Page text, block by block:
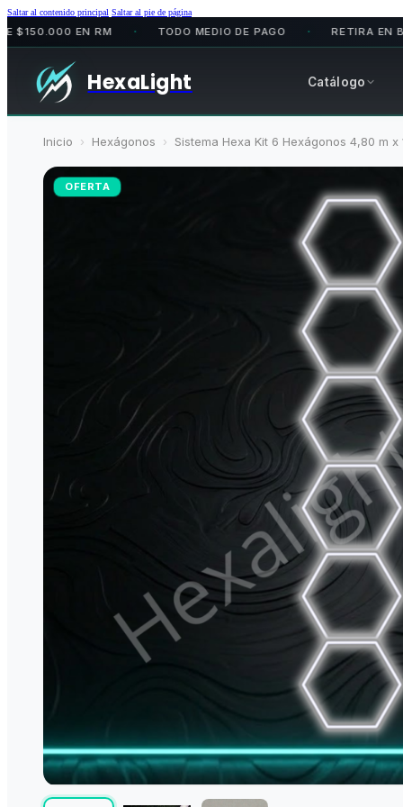
Saltar al contenido principal Saltar al pie de página
EN RM • TODO MEDIO DE PAGO • RETIRA EN BODEGA
HexaLight Catálogo
Inicio › Hexágonos › Sistema Hexa Kit 6 Hexágonos 4,80 m x
OFERTA